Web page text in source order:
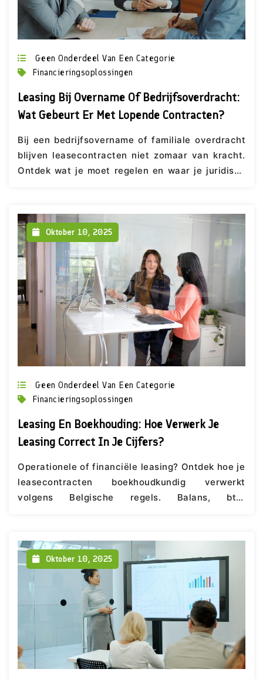
Geen Onderdeel Van Een Categorie
Financieringsoplossingen
Leasing Bij Overname Of Bedrijfsoverdracht:
Wat Gebeurt Er Met Lopende Contracten?
Bij een bedrijfsovername of familiale overdracht
blijven leasecontracten niet zomaar van kracht.
Ontdek wat je moet regelen en waar je juridisch
Oktober 10, 2025
Geen Onderdeel Van Een Categorie
Financieringsoplossingen
Leasing En Boekhouding: Hoe Verwerk Je
Leasing Correct In Je Cijfers?
Operationele of financiële leasing? Ontdek hoe je
leasecontracten boekhoudkundig verwerkt
volgens Belgische regels. Balans, btw,
Oktober 10, 2025